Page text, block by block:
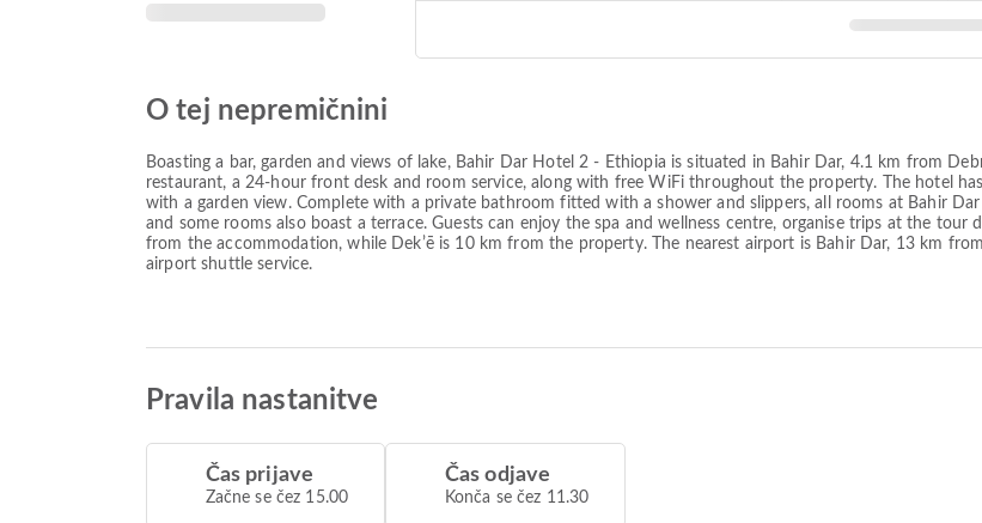
O tej nepremičnini
Boasting a bar, garden and views of lake, Bahir Dar Hotel 2 - Ethiopia is situated in Bahir Dar, 4.1 km from
restaurant, a 24-hour front desk and room service, along with free WiFi throughout the property. The hotel
with a garden view. Complete with a private bathroom fitted with a shower and slippers, all rooms at Bahir
and some rooms also boast a terrace. Guests can enjoy the spa and wellness centre, organise trips at the
from the accommodation, while Dekʼē is 10 km from the property. The nearest airport is Bahir Dar, 13 km
airport shuttle service.
Pravila nastanitve
Čas prijave
Začne se čez 15.00
Čas odjave
Konča se čez 11.30